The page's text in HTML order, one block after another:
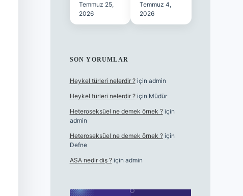
Temmuz 25,
2026
Temmuz 4,
2026
SON YORUMLAR
Heykel türleri nelerdir ?için admin
Heykel türleri nelerdir ?için Müdür
Heteroseksüel ne demek örnek ?için
admin
Heteroseksüel ne demek örnek ?için
Defne
ASA nedir diş ?için admin